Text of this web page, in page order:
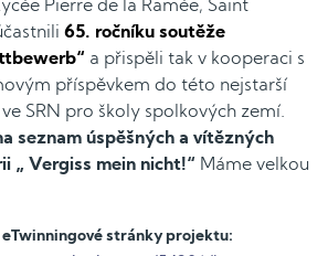
Pierre de la Ramée, Saint
65. ročníku soutěže
a přispěli tak v kooperaci s
příspěvkem do této nejstarší
SRN pro školy spolkových zemí.
seznam úspěšných a vítězných
„ Vergiss mein nicht!“ Máme velkou
eTwinningové stránky projektu: